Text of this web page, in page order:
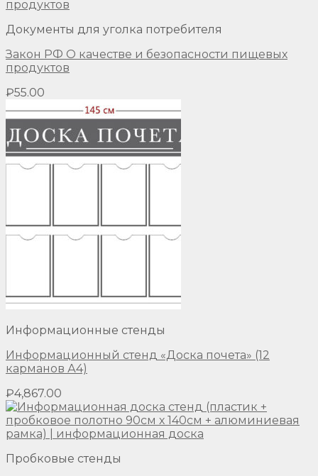
Документы для уголка потребителя
Закон РФ О качестве и безопасности пищевых
продуктов
₽55.00
Информационные стенды
Информационный стенд «Доска почета» (12
карманов А4)
₽4,867.00
Пробковые стенды